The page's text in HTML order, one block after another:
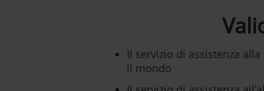
Il servizio di assistenza
il mondo